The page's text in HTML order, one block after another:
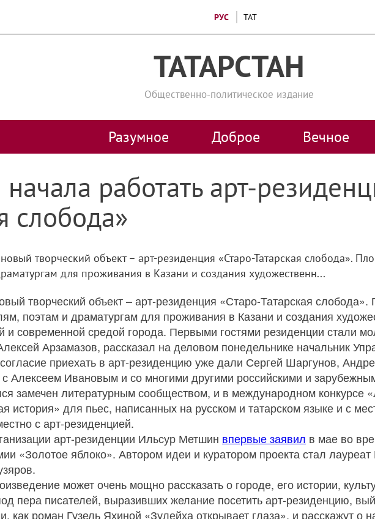
РУС ТАТ
ТАТАРСТАН
Общественно-политическое издание
Разумное Доброе Вечное
работать арт-
слобода»
творческий объект – арт-резиденция «Старо-Татарская слобода».
для проживания в Казани и создания художественн...
творческий объект – арт-резиденция «Старо-Татарская
поэтам и драматургам для проживания в Казани и создания
и современной средой города. Первыми гостями резиденции стали
Арзамазов, рассказал на деловом понедельнике начальник
приехать в арт-резиденцию уже дали Сергей Шаргунов,
Алексеем Ивановым и со многими другими российскими и
замечен литературным сообществом, и в международном конкурсе
история» для пьес, написанных на русском и татарском языке и с
с арт-резиденцией.
арт-резиденции Ильсур Метшин впервые заявил в мае во
«Золотое яблоко». Автором идеи и куратором проекта стал
может очень мощно рассказать о городе, его истории,
пера писателей, выразивших желание посетить арт-резиденцию,
как роман Гузель Яхиной «Зулейха открывает глаза», и расскажут о